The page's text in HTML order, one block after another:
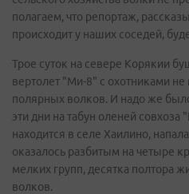
полагаем, что репортаж,
происходит у наших соседей,
Трое суток на севере Корякии
вертолет "Ми-8" с охотниками не
полярных волков. И надо же
эти дни на табун оленей
находится в селе Хаилино,
оказалось разбитым на четыре
мелких групп, десятка полтора
волков.